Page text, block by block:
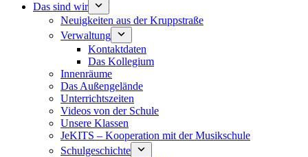
Das sind wir
Neuigkeiten aus der Kruppstraße
Verwaltung
Kontaktdaten
Das Kollegium
Innenräume
Das Außengelände
Unterrichtszeiten
Videos von der Schule
Unsere Klassen
JeKITS – Kooperation mit der Musikschule
Schulgeschichte